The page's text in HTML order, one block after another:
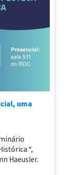
uma
“,
Haeusler.